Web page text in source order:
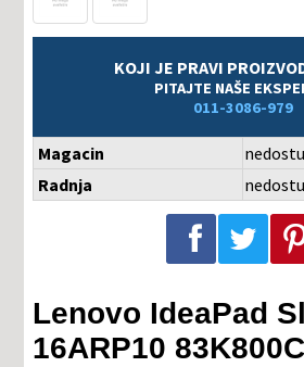
KOJI JE PRAVI
PITAJTE NAŠE
011-3086-979
Magacin
Radnja
Podeli na Facebook-u Podeli na Twitter-u
Lenovo IdeaPad
16ARP10